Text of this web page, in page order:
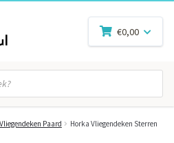
€0,00
Vliegendeken Paard
Horka Vliegendeken Sterren